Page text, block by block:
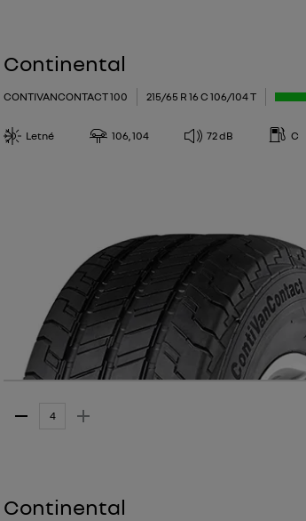
Continental
CONTIVANCONTACT 100 215/65 R 16 C 106/104 T
Letné 106, 104 72dB C
Continental